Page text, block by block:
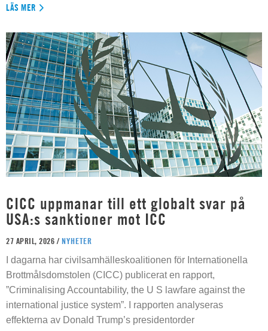
LÄS MER
CICC uppmanar till ett globalt svar på
USA:s sanktioner mot ICC
27 APRIL, 2026 / NYHETER
I dagarna har civilsamhälleskoalitionen för Internationella
Brottmålsdomstolen (CICC) publicerat en rapport,
”Criminalising Accountability, the U S lawfare against the
international justice system”. I rapporten analyseras
effekterna av Donald Trump’s presidentorder